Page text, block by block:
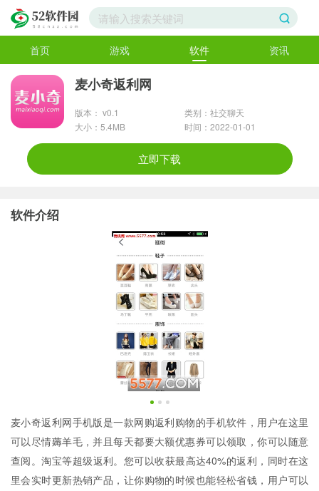
首页 游戏 软件 资讯
麦小奇返利网
版本： v0.1
类别：社交聊天
大小：5.4MB
时间：2022-01-01
立即下载
软件介绍
麦小奇返利网手机版是一款网购返利购物的手机软件，用户在这里
可以尽情薅羊毛，并且每天都要大额优惠券可以领取，你可以随意
查阅。淘宝等超级返利。您可以收获最高达40%的返利，同时在这
里会实时更新热销产品，让你购物的时候也能轻松省钱，用户可以